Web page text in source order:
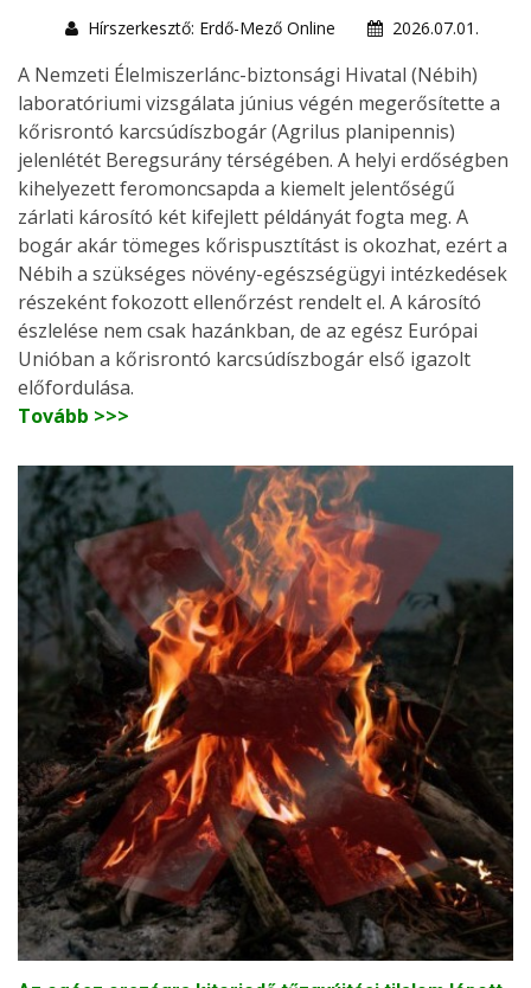
Hírszerkesztő: Erdő-Mező Online
2026.07.01.
A Nemzeti Élelmiszerlánc-biztonsági Hivatal (Nébih)
laboratóriumi vizsgálata június végén megerősítette a
kőrisrontó karcsúdíszbogár (Agrilus planipennis)
jelenlétét Beregsurány térségében. A helyi erdőségben
kihelyezett feromoncsapda a kiemelt jelentőségű
zárlati károsító két kifejlett példányát fogta meg. A
bogár akár tömeges kőrispusztítást is okozhat, ezért a
Nébih a szükséges növény-egészségügyi intézkedések
részeként fokozott ellenőrzést rendelt el. A károsító
észlelése nem csak hazánkban, de az egész Európai
Unióban a kőrisrontó karcsúdíszbogár első igazolt
előfordulása.
Tovább >>>